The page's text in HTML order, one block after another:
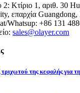
2: Κτίριο 1, αριθ. 30
επαρχία Guangdong,
Whatsup: +86 131
sales@olayer.com
της κεφαλής για